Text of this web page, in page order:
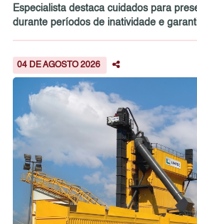
Especialista destaca cuidados para
durante períodos de inatividade e
04 DE AGOSTO 2026